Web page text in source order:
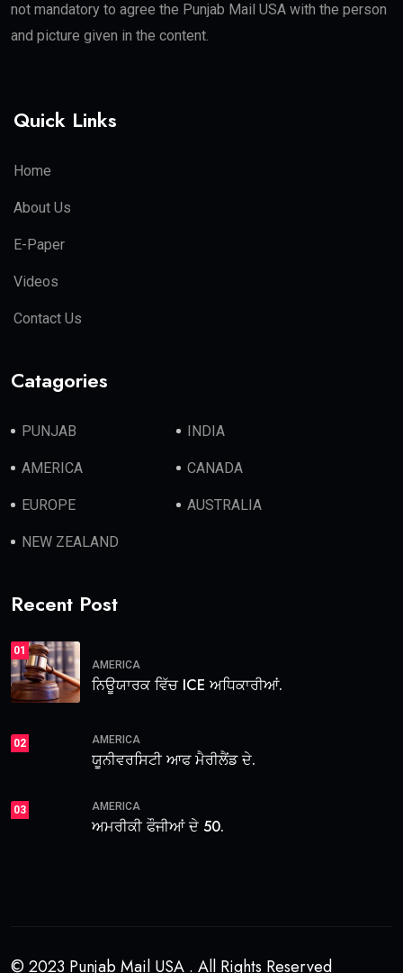
not mandatory to agree the Punjab Mail USA with the person
and picture given in the content.
Quick Links
Home
About Us
E-Paper
Videos
Contact Us
Catagories
PUNJAB INDIA
AMERICA CANADA
EUROPE AUSTRALIA
NEW ZEALAND
Recent Post
01
AMERICA
ਨਿਊਯਾਰਕ ਵਿੱਚ ICE ਅਧਿਕਾਰੀਆਂ.
02 AMERICA
ਯੂਨੀਵਰਸਿਟੀ ਆਫ ਮੈਰੀਲੈਂਡ ਦੇ.
03 AMERICA
ਅਮਰੀਕੀ ਫੌਜੀਆਂ ਦੇ 50.
© 2023 Punjab Mail USA . All Rights Reserved